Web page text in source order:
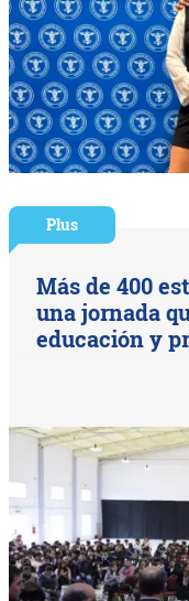
Plus
Más de 400
una jornada
educación y